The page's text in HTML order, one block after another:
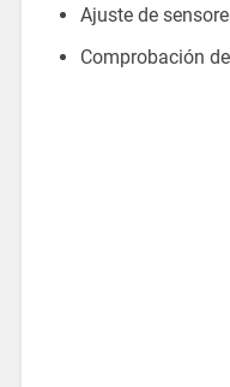
Ajuste de
Comprobación